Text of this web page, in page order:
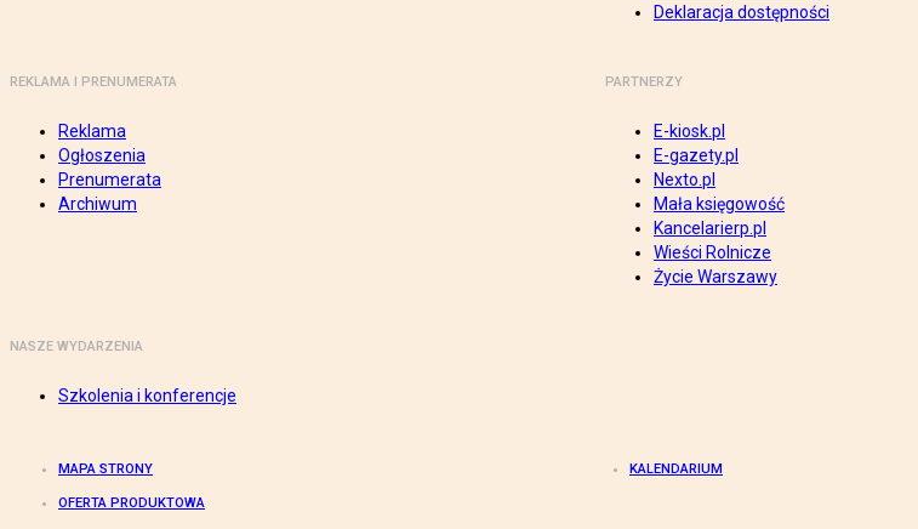
Deklaracja dostępności
REKLAMA I PRENUMERATA
Reklama
Ogłoszenia
Prenumerata
Archiwum
PARTNERZY
E-kiosk.pl
E-gazety.pl
Nexto.pl
Mała księgowość
Kancelarierp.pl
Wieści Rolnicze
Życie Warszawy
NASZE WYDARZENIA
Szkolenia i konferencje
MAPA STRONY KALENDARIUM
OFERTA PRODUKTOWA